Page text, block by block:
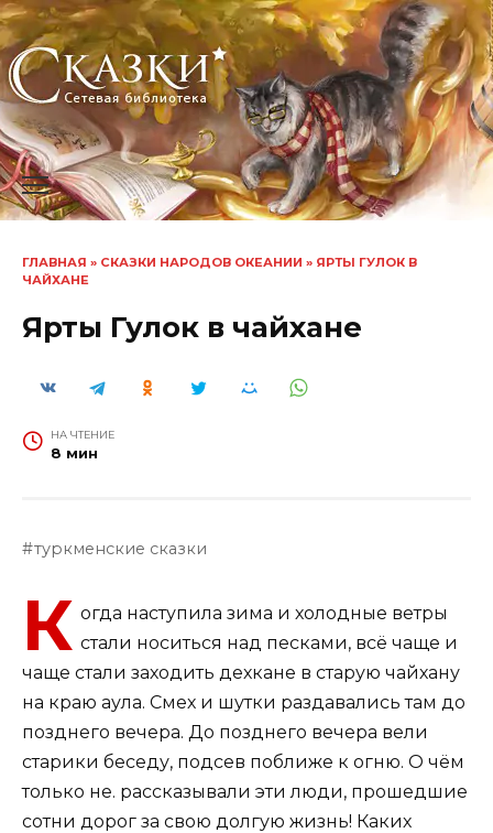
Перейти
содержанию
ГЛАВНАЯ » СКАЗКИ НАРОДОВ ОКЕАНИИ » ЯРТЫ ГУЛОК В
ЧАЙХАНЕ
Ярты Гулок в чайхане
НА ЧТЕНИЕ
8 мин
туркменские сказки
К огда наступила зима и холодные ветры
стали носиться над песками, всё чаще и
чаще стали заходить дехкане в старую чайхану
на краю аула. Смех и шутки раздавались там до
позднего вечера. До позднего вечера вели
старики беседу, подсев поближе к огню. О чём
только не. рассказывали эти люди, прошедшие
сотни дорог за свою долгую жизнь! Каких